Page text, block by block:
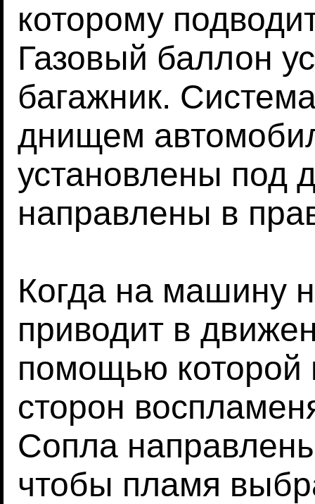
которому
Газовый баллон
багажник.
днищем
установлены под
направлены в
Когда на машину
приводит в
помощью которой
сторон
Сопла
чтобы пламя